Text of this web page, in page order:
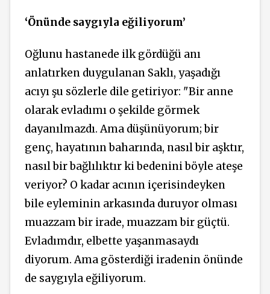
‘Önünde saygıyla eğiliyorum’
Oğlunu hastanede ilk gördüğü anı
anlatırken duygulanan Saklı, yaşadığı
acıyı şu sözlerle dile getiriyor: "Bir anne
olarak evladımı o şekilde görmek
dayanılmazdı.Ama düşünüyorum; bir
genç, hayatının baharında, nasıl bir aşktır,
nasıl bir bağlılıktır ki bedenini böyle ateşe
veriyor? O kadar acının içerisindeyken
bile eyleminin arkasında duruyor olması
muazzam bir irade, muazzam bir güçtü.
Evladımdır, elbette yaşanmasaydı
diyorum. Ama gösterdiği iradenin önünde
de saygıyla eğiliyorum.